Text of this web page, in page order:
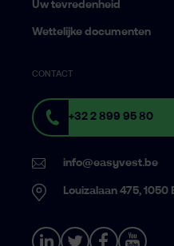
Uw tevredenheid
Wettelijke documenten
CONTACT
+32 2 899 95 80
info@easyvest.be
Louizalaan 475, 1050